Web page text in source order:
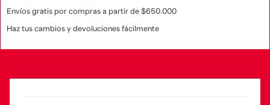
Envíos gratis por compras a partir de $650.000
Haz tus cambios y devoluciones fácilmente